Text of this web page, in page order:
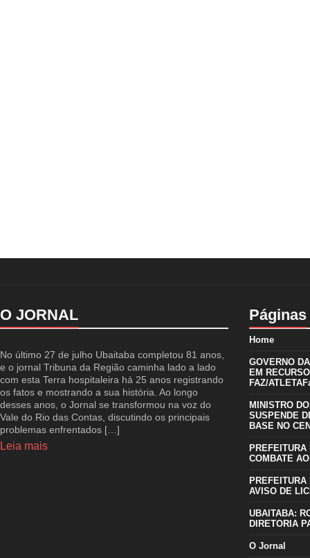
O JORNAL
No último 27 de julho Ubaitaba completou 81 anos,
e o jornal Tribuna da Região caminha lado a lado
com esta Terra hospitaleira há 25 anos registrando
os fatos e mostrando a sua história. Ao longo
desses anos, o Jornal se transformou na voz do
Vale do Rio das Contas, discutindo os principais
problemas enfrentados […]
Leia mais
Páginas
Home
GOVERNO
EM
FAZ/
MINISTRO
SUSPENDE
BASE NO
COMBATE
AVISO DE
UBAITABA:
DIRETORIA
O Jornal